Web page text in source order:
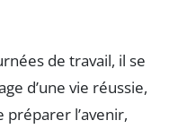
de travail, il se
d’une vie réussie,
préparer l’avenir,